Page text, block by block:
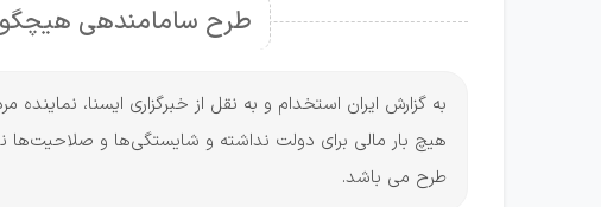
طرح سامامندهی
به گزارش ایران استخدام و به نقل از خبرگزاری ایسنا،
هیچ بار مالی برای دولت نداشته و شایستگی‌ها و
طرح می باشد.